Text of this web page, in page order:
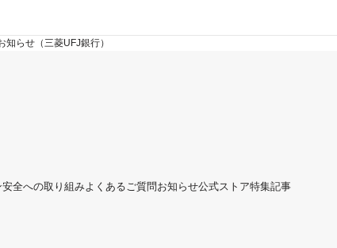
らせ（三菱UFJ銀行）
安全への取り組みよくあるご質問お知らせ公式ストア特集記事